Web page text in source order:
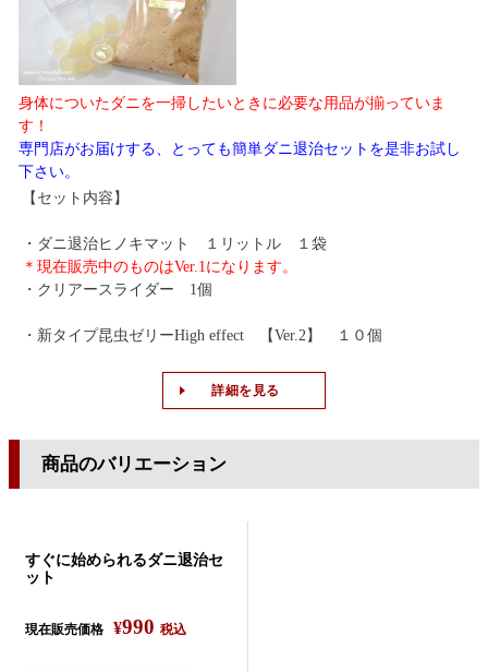
身体についたダニを一掃したいときに必要な用品が揃っていま
す！
専門店がお届けする、とっても簡単ダニ退治セットを是非お試し
下さい。
【セット内容】
・ダニ退治ヒノキマット １リットル １袋
＊現在販売中のものはVer.1になります。
・クリアースライダー 1個
・新タイプ昆虫ゼリーHigh effect 【Ver.2】 １０個
詳細を見る
商品のバリエーション
すぐに始められるダニ退治セ
ット
現在販売価格 ¥990 税込